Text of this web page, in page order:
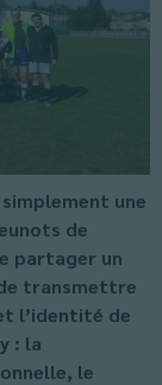
une
de
partager un
transmettre
l’identité de
: la
le